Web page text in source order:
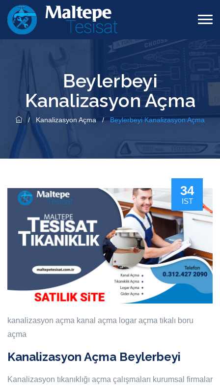
Beylerbeyi
Kanalizasyon Açma
/ Kanalizasyon Açma / Beylerbeyi Kanalizasyon Açma
34
IST
kanalizasyon açma kanal açma logar açma tıkalı boru
açma
Kanalizasyon Açma Beylerbeyi
Kanalizasyon tıkanıklığı açma çalışmaları kurumsal firmalar